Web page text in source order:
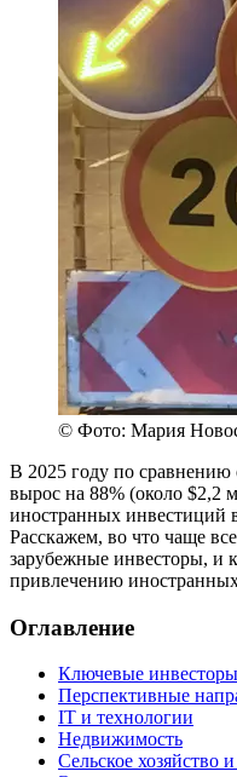
© Фото: Мария
В 2025 году по
вырос на 88% (около $2,2
иностранных инвестиций
Расскажем, во что чаще
зарубежные инвесторы, и
привлечению
Оглавление
Ключевые
Перспективные
IT и технологии
Недвижимость
Сельское хозяйство